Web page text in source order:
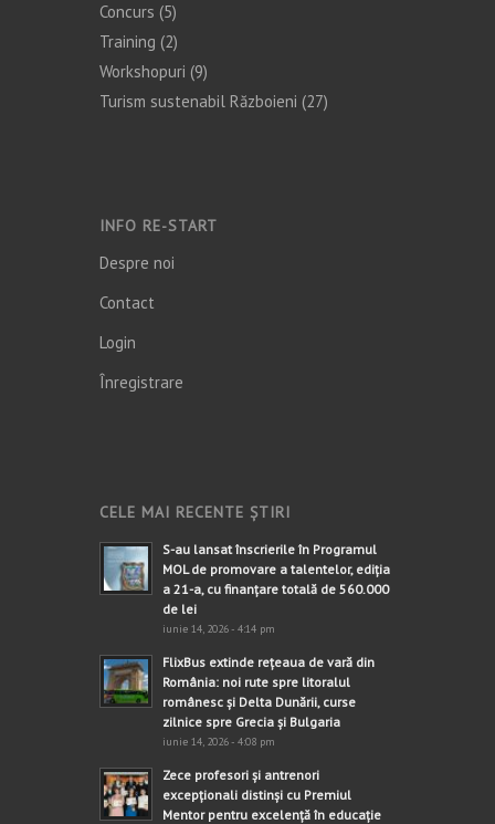
Concurs (5)
Training (2)
Workshopuri (9)
Turism sustenabil Războieni (27)
INFO RE-START
Despre noi
Contact
Login
Înregistrare
CELE MAI RECENTE ȘTIRI
S-au lansat înscrierile în Programul
MOL de promovare a talentelor, ediția
a 21-a, cu finanțare totală de 560.000
de lei
iunie 14, 2026 - 4:14 pm
FlixBus extinde rețeaua de vară din
România: noi rute spre litoralul
românesc și Delta Dunării, curse
zilnice spre Grecia și Bulgaria
iunie 14, 2026 - 4:08 pm
Zece profesori și antrenori
excepționali distinși cu Premiul
Mentor pentru excelență în educație